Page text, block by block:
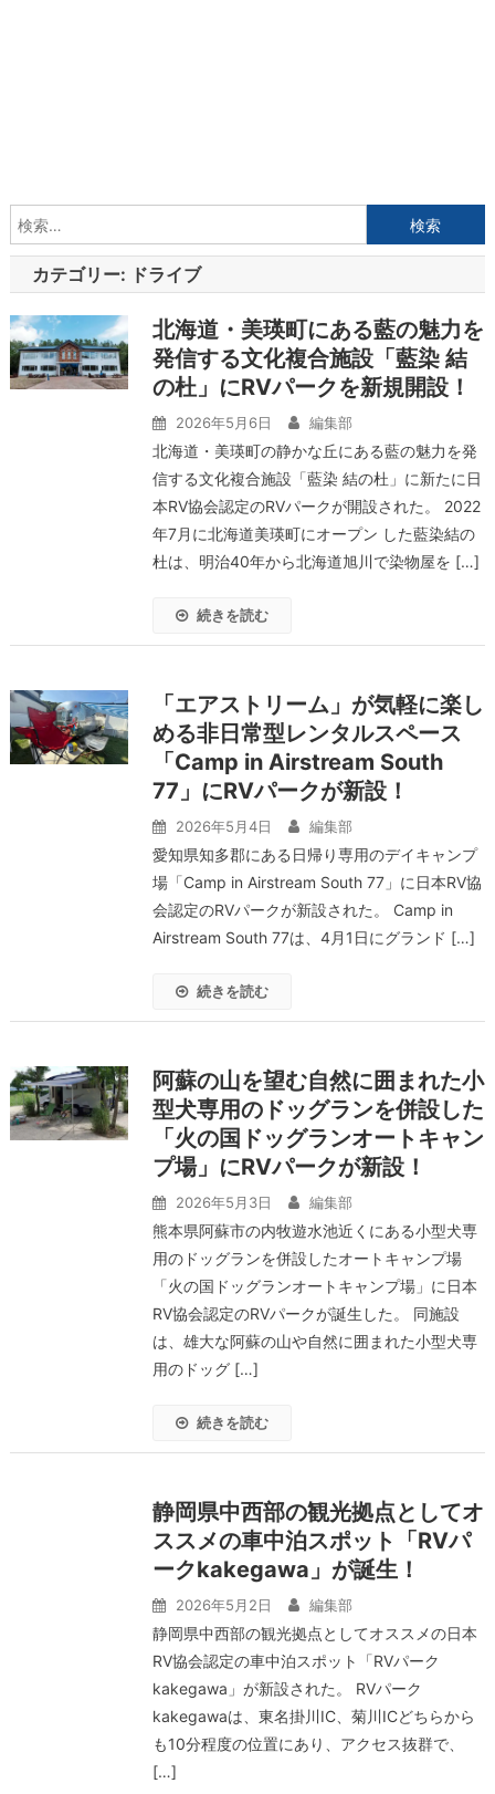
索:
カテゴリー: ドライブ
北海道・美瑛町にある藍の魅力を
発信する文化複合施設「藍染 結
の杜」にRVパークを新規開設！
2026年5月6日 編集部
北海道・美瑛町の静かな丘にある藍の魅力を発
信する文化複合施設「藍染 結の杜」に新たに日
本RV協会認定のRVパークが開設された。 2022
年7月に北海道美瑛町にオープン した藍染結の
杜は、明治40年から北海道旭川で染物屋を […]
続きを読む
「エアストリーム」が気軽に楽し
める非日常型レンタルスペース
「Camp in Airstream South
77」にRVパークが新設！
2026年5月4日 編集部
愛知県知多郡にある日帰り専用のデイキャンプ
場「Camp in Airstream South 77」に日本RV協
会認定のRVパークが新設された。 Camp in
Airstream South 77は、4月1日にグランド […]
続きを読む
阿蘇の山を望む自然に囲まれた小
型犬専用のドッグランを併設した
「火の国ドッグランオートキャン
プ場」にRVパークが新設！
2026年5月3日 編集部
熊本県阿蘇市の内牧遊水池近くにある小型犬専
用のドッグランを併設したオートキャンプ場
「火の国ドッグランオートキャンプ場」に日本
RV協会認定のRVパークが誕生した。 同施設
は、雄大な阿蘇の山や自然に囲まれた小型犬専
用のドッグ […]
続きを読む
静岡県中西部の観光拠点としてオ
ススメの車中泊スポット「RVパ
ークkakegawa」が誕生！
2026年5月2日 編集部
静岡県中西部の観光拠点としてオススメの日本
RV協会認定の車中泊スポット「RVパーク
kakegawa」が新設された。 RVパーク
kakegawaは、東名掛川IC、菊川ICどちらから
も10分程度の位置にあり、アクセス抜群で、
[…]